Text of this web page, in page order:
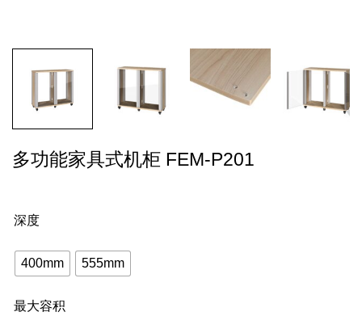
多功能家具式机柜 FEM-P201
深度
400mm 555mm
最大容积